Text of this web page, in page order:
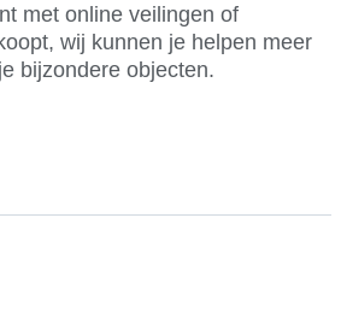
met online veilingen of
wij kunnen je helpen meer
bijzondere objecten.